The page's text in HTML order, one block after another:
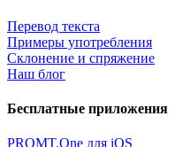
Перевод текста
Примеры употребления
Склонение и спряжение
Наш блог
Бесплатные приложения
PROMT.One для iOS